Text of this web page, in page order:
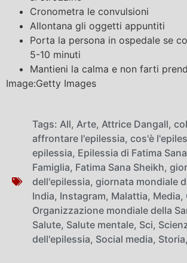
Cronometra le convulsioni
Allontana gli oggetti appuntiti
Porta la persona in ospedale se
5-10 minuti
Mantieni la calma e non farti
Image:Getty Images
Tags: All, Arte, Attrice Dangall,
affrontare l'epilessia, cos'è
epilessia, Epilessia di Fatima
Famiglia, Fatima Sana Sheikh,
dell'epilessia, giornata mondiale
India, Instagram, Malattia, Media,
Organizzazione mondiale della
Salute, Salute mentale, Sci,
dell'epilessia, Social media, Storia,